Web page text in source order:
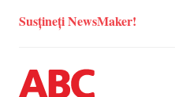
Susțineți NewsMaker!